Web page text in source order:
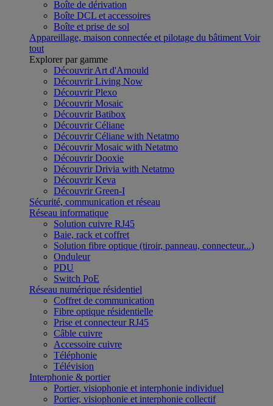
Boîte de dérivation
Boîte DCL et accessoires
Boîte et prise de sol
Appareillage, maison connectée et pilotage du bâtiment Voir
tout
Explorer par gamme
Découvrir Art d'Arnould
Découvrir Living Now
Découvrir Plexo
Découvrir Mosaic
Découvrir Batibox
Découvrir Céliane
Découvrir Céliane with Netatmo
Découvrir Mosaic with Netatmo
Découvrir Dooxie
Découvrir Drivia with Netatmo
Découvrir Keva
Découvrir Green-I
Sécurité, communication et réseau
Réseau informatique
Solution cuivre RJ45
Baie, rack et coffret
Solution fibre optique (tiroir, panneau, connecteur...)
Onduleur
PDU
Switch PoE
Réseau numérique résidentiel
Coffret de communication
Fibre optique résidentielle
Prise et connecteur RJ45
Câble cuivre
Accessoire cuivre
Téléphonie
Télévision
Interphonie & portier
Portier, visiophonie et interphonie individuel
Portier, visiophonie et interphonie collectif